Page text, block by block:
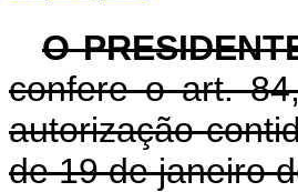
O
confere o art.
autorização
de 19 de janeiro